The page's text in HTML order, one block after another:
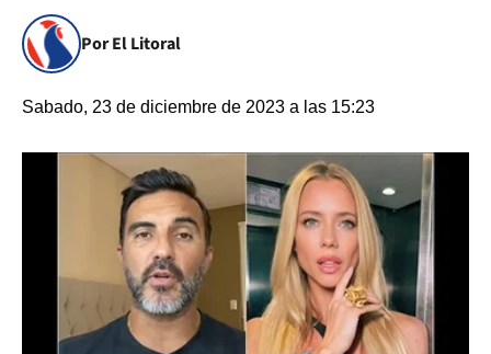
Por El Litoral
Sabado, 23 de diciembre de 2023 a las 15:23